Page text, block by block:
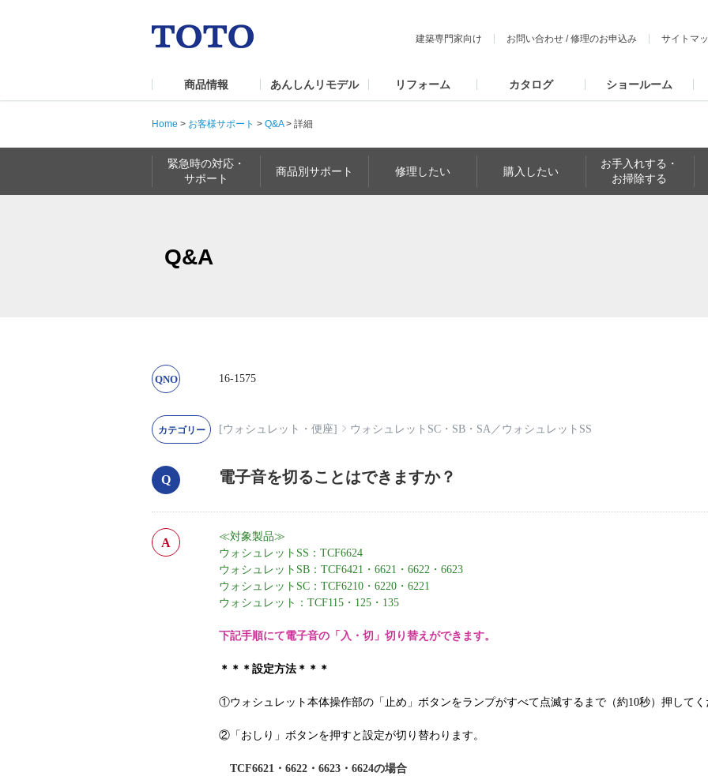
建築専門家向け お問い合わせ /修理のお申込み サイトマ
商品情報 あんしんリモデル リフォーム カタログ ショールーム
Home > お客様サポート > Q&A> 詳細
緊急時の対応・
サポート
商品別サポート 修理したい 購入したい
お手入れする・
お掃除する
Q&A
16-1575
[ウォシュレット・便座] ウォシュレットSC・SB・SA／ ウォシュレットSS
電子音を切ることはできますか？
≪対象製品≫
ウォシュレットSS：TCF6624
ウォシュレットSB：TCF6421・6621・6622・6623
ウォシュレットSC：TCF6210・6220・6221
ウォシュレット：TCF115・125・135
下記手順にて電子音の「入・切」切り替えができます。
＊＊＊設定方法＊＊＊
①ウォシュレット本体操作部の「止め」ボタンをランプがすべて点滅するまで（約10秒）押して
②「おしり」ボタンを押すと設定が切り替わります。
TCF6621・6622・6623・6624の場合